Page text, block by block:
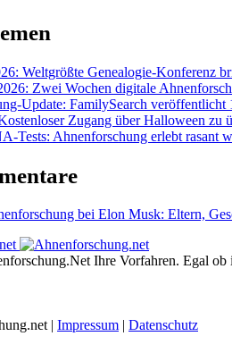
Weltgrößte Genealogie-Konferenz
Zwei Wochen digitale
Update: FamilySearch veröffentlicht
Zugang über Halloween zu
Tests: Ahnenforschung erlebt rasant
bei Elon Musk: Eltern,
Ihre Vorfahren. Egal
| Impressum Datenschutz